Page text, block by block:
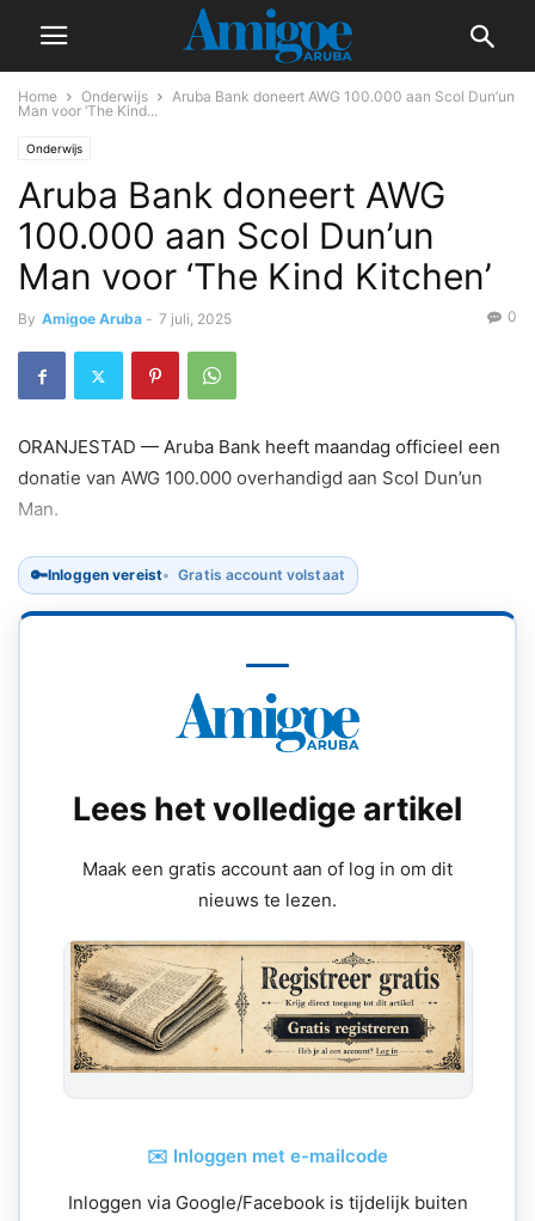
Home Onderwijs
Aruba Bank doneert AWG 100.000 aan Scol Dun’un
Man voor ‘The Kind...
Onderwijs
Aruba Bank doneert AWG
100.000 aan Scol Dun’un
Man voor ‘The Kind Kitchen’
By Amigoe Aruba - 7 juli, 2025 0
ORANJESTAD — Aruba Bank heeft maandag officieel een
donatie van AWG 100.000 overhandigd aan Scol Dun’un
Man.
🔑Inloggen vereist Gratis account volstaat
Lees het volledige artikel
Maak een gratis account aan of log in om dit
nieuws te lezen.
✉️ Inloggen met e-mailcode
Inloggen via Google/Facebook is tijdelijk buiten